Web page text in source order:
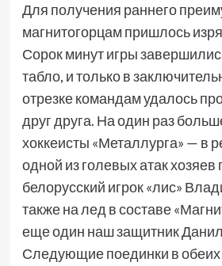
Для получения раннего
магнитогорцам пришлось
Сорок минут игры
табло, и только в
отрезке командам удалось
друг друга. На один раз
хоккеисты «Металлурга» — в
одной из голевых атак хозяев
белорусский игрок «лис»
также на лед в составе
еще один наш защитник
Следующие поединки в обеих